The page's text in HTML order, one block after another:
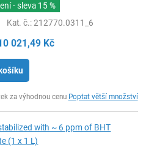
- sleva 15 %
Kat. č.: 212770.0311_6
021,49 Kč
za výhodnou cenu Poptat větší množství
with ~ 6 ppm of BHT
(1 x 1 L)